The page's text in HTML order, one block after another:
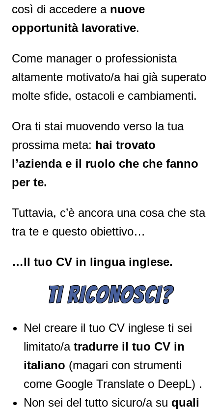
così di accedere a nuove
opportunità lavorative.
Come manager o professionista
altamente motivato/a hai già superato
molte sfide, ostacoli e cambiamenti.
Ora ti stai muovendo verso la tua
prossima meta: hai trovato
l’azienda e il ruolo che che fanno
per te.
Tuttavia, c’è ancora una cosa che sta
tra te e questo obiettivo…
…Il tuo CV in lingua inglese.
TI RICONOSCI?
Nel creare il tuo CV inglese ti sei
limitato/a tradurre il tuo CV in
italiano (magari con strumenti
come Google Translate o DeepL) .
Non sei del tutto sicuro/a su quali